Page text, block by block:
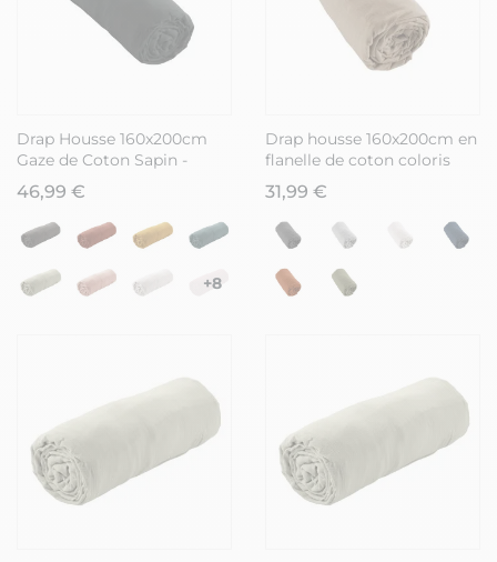
Drap Housse 160x200cm
Gaze de Coton Sapin -
OUREA
46,99 €
+8
Drap housse 160x200cm en
flanelle de coton coloris
Ficelle - HEDDA
31,99 €